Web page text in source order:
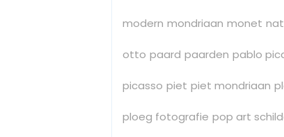
modern mondriaan monet
otto paard paarden pablo
picasso piet piet mondriaan
ploeg fotografie pop art